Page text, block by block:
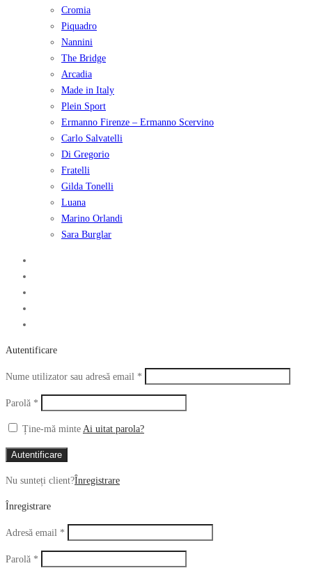
Cromia
Piquadro
Nannini
The Bridge
Arcadia
Made in Italy
Plein Sport
Ermanno Firenze – Ermanno Scervino
Carlo Salvatelli
Di Gregorio
Fratelli
Gilda Tonelli
Luana
Marino Orlandi
Sara Burglar
Autentificare
Nume utilizator sau adresă email *
Parolă *
Ține-mă minte Ai uitat parola?
Autentificare
Nu sunteți client?Înregistrare
Înregistrare
Adresă email *
Parolă *